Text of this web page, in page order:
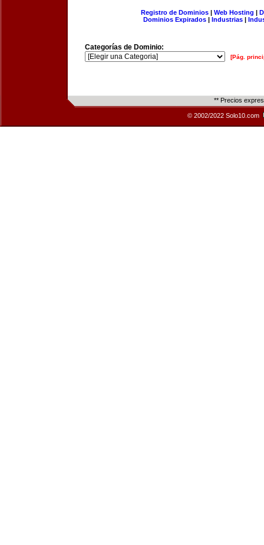
Registro de Dominios| Web Hosting |
Dominios Expirados | Industrias |
Categorías de Dominio:
[Pág.
** Precios
© 2002/2022 Solo10.com